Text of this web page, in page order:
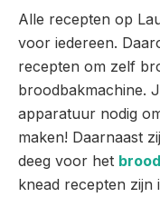
Alle recepten op
voor iedereen.
recepten om zelf
broodbakmachine.
apparatuur nodig
maken! Daarnaast
deeg voor het
knead recepten zijn